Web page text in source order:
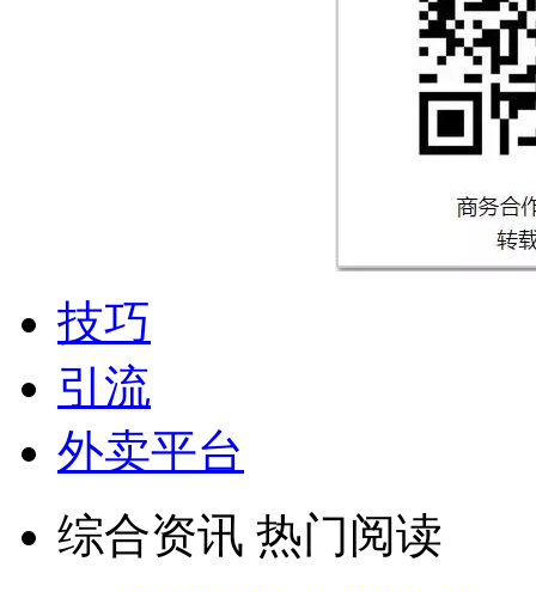
技巧
引流
外卖平台
综合资讯 热门阅读